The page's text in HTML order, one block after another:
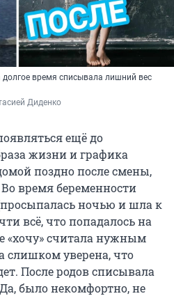
долгое время списывала лишний вес
Диденко
ещё до
жизни и графика
поздно после смены,
время беременности
ночью и шла к
всё, что попадалось на
«хочу» считала нужным
слишком уверена, что
После родов списывала
было некомфортно, не